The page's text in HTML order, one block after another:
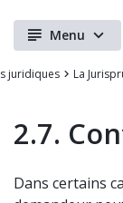
Menu
juridiques
2.7.
Dans certains